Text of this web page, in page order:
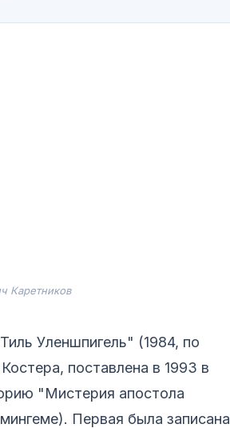
Каретников
Уленшпигель" (1984, по
поставлена в 1993 в
"Мистерия апостола
Первая была записана